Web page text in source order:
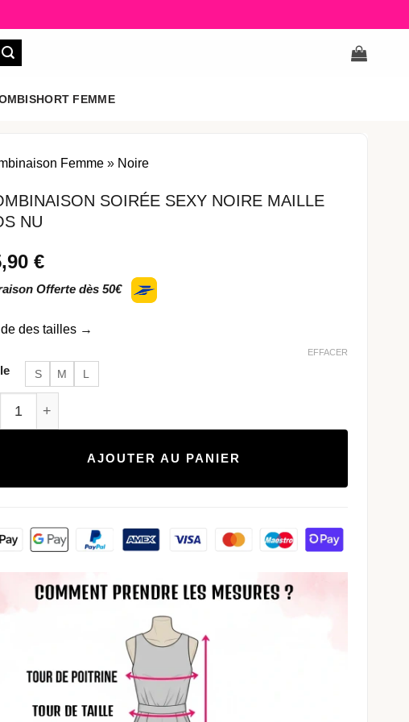
FEMME
Femme » Noire
SOIRÉE SEXY NOIRE MAILLE
NU
€
Offerte dès 50€
des tailles →
S M L
EFFACER
de Combinaison soirée sexy noire maille dos nu
AJOUTER AU PANIER